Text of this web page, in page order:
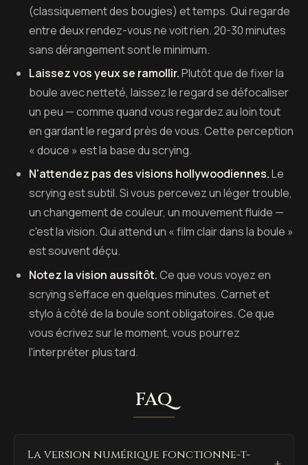
(classiquement des bougies) et temps. Qui regarde
entre deux rendez-vous ne voit rien. 20-30 minutes
sans dérangement sont le minimum.
Laissez vos yeux se ramollir.Plutôt que de fixer la
boule avec netteté, laissez le regard se défocaliser
un peu — comme quand vous regardez au loin tout
en gardant le regard près de vous. Cette perception
« douce » est la base du scrying.
N'attendez pas des visions hollywoodiennes.Le
scrying est subtil. Si vous percevez un léger trouble,
un changement de couleur, un mouvement fluide —
c'est la vision. Qui attend un « film clair dans la boule »
est souvent déçu.
Notez la vision aussitôt.Ce que vous voyez en
scrying s'efface en quelques minutes. Carnet et
stylo à côté de la boule sont obligatoires. Ce que
vous écrivez sur le moment, vous pourrez
l'interpréter plus tard.
FAQ
La version numérique fonctionne-t-